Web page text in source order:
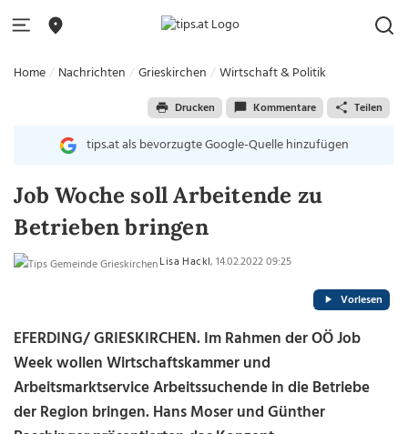
Home Nachrichten Grieskirchen Wirtschaft & Politik
Drucken Kommentare Teilen
tips.at als bevorzugte Google-Quelle hinzufügen
Job Woche soll Arbeitende zu
Betrieben bringen
Lisa Hackl, 14.02.2022 09:25
Vorlesen
EFERDING/ GRIESKIRCHEN. Im Rahmen der OÖ Job
Week wollen Wirtschaftskammer und
Arbeitsmarktservice Arbeitssuchende in die Betriebe
der Region bringen. Hans Moser und Günther